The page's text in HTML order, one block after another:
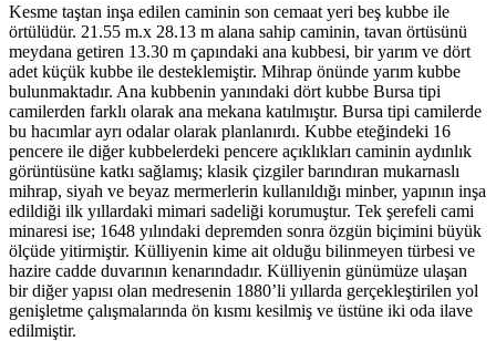
Kesme taştan inşa edilen caminin son cemaat yeri beş kubbe ile
örtülüdür. 21.55 m.x 28.13 m alana sahip caminin, tavan örtüsünü
meydana getiren 13.30 m çapındaki ana kubbesi, bir yarım ve dört
adet küçük kubbe ile desteklemiştir. Mihrap önünde yarım kubbe
bulunmaktadır. Ana kubbenin yanındaki dört kubbe Bursa tipi
camilerden farklı olarak ana mekana katılmıştır. Bursa tipi camilerde
bu hacımlar ayrı odalar olarak planlanırdı. Kubbe eteğindeki 16
pencere ile diğer kubbelerdeki pencere açıklıkları caminin aydınlık
görüntüsüne katkı sağlamış; klasik çizgiler barındıran mukarnaslı
mihrap, siyah ve beyaz mermerlerin kullanıldığı minber, yapının inşa
edildiği ilk yıllardaki mimari sadeliği korumuştur. Tek şerefeli cami
minaresi ise; 1648 yılındaki depremden sonra özgün biçimini büyük
ölçüde yitirmiştir. Külliyenin kime ait olduğu bilinmeyen türbesi ve
hazire cadde duvarının kenarındadır. Külliyenin günümüze ulaşan
bir diğer yapısı olan medresenin 1880’li yıllarda gerçekleştirilen yol
genişletme çalışmalarında ön kısmı kesilmiş ve üstüne iki oda ilave
edilmiştir.